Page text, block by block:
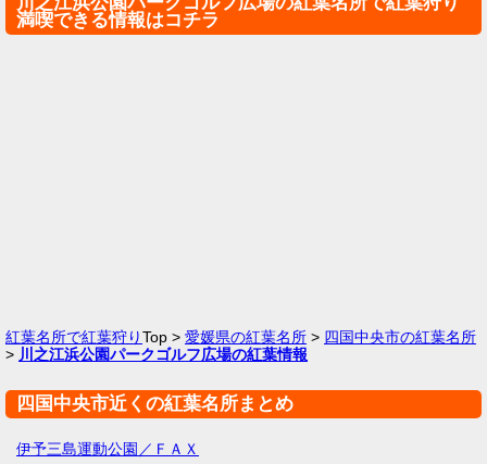
満喫できる情報はコチラ
紅葉名所で紅葉狩りTop > 愛媛県の紅葉名所 > 四国中央市の紅葉名所
> 川之江浜公園パークゴルフ広場の紅葉情報
四国中央市近くの紅葉名所まとめ
伊予三島運動公園／ＦＡＸ